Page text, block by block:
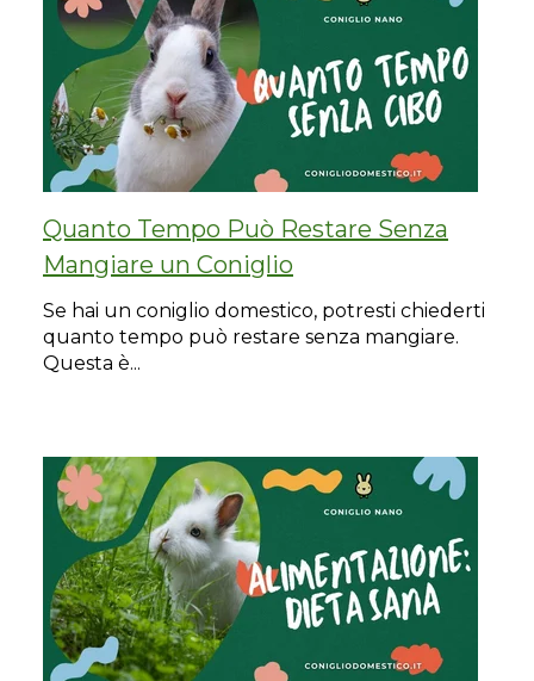
Quanto Tempo Può Restare Senza
Mangiare un Coniglio
Se hai un coniglio domestico, potresti chiederti
quanto tempo può restare senza mangiare.
Questa è...